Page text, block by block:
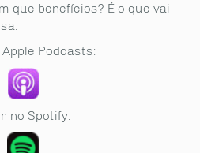
que benefícios? É o que vai
Podcasts:
no Spotify: